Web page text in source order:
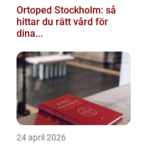
Ortoped Stockholm: så
hittar du rätt vård för
dina...
24 april 2026